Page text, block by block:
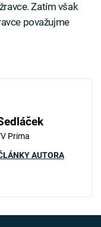
Zatím však
považujme
Prima
AUTORA